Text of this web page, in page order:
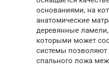
основаниями, на
анатомические
деревянные
которыми может
системы позволяют
спального ложа